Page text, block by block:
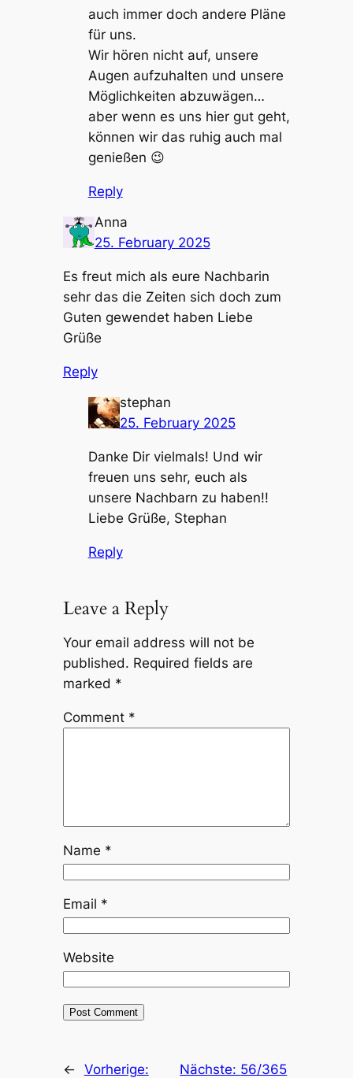
auch immer doch andere Pläne
für uns.
Wir hören nicht auf, unsere
Augen aufzuhalten und unsere
Möglichkeiten abzuwägen…
aber wenn es uns hier gut geht,
können wir das ruhig auch mal
genießen 😉
Reply
Anna
25. February 2025
Es freut mich als eure Nachbarin
sehr das die Zeiten sich doch zum
Guten gewendet haben Liebe
Grüße
Reply
stephan
25. February 2025
Danke Dir vielmals! Und wir
freuen uns sehr, euch als
unsere Nachbarn zu haben!!
Liebe Grüße, Stephan
Reply
Leave a Reply
Your email address will not be
published. Required fields are
marked *
Comment *
Name *
Email *
Website
← Vorherige:
Nächste: 56/365